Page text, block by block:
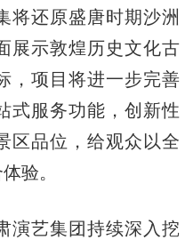
将还原盛唐时期沙洲
展示敦煌历史文化古
，项目将进一步完善
式服务功能，创新性
区品位，给观众以全
验。
艺集团持续深入挖